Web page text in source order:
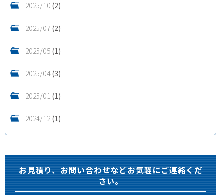
2025/10(2)
2025/07(2)
2025/05(1)
2025/04(3)
2025/01(1)
2024/12(1)
お見積り、お問い合わせなどお気軽にご連絡くだ
さい。